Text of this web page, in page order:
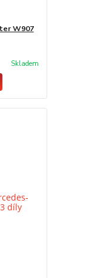
W907
Skladem